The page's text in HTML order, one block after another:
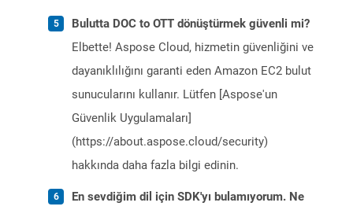
Bulutta DOC to OTT dönüştürmek güvenli mi?
Elbette! Aspose Cloud, hizmetin güvenliğini ve
dayanıklılığını garanti eden Amazon EC2 bulut
sunucularını kullanır. Lütfen [Aspose'un
Güvenlik Uygulamaları]
(https://about.aspose.cloud/security)
hakkında daha fazla bilgi edinin.
En sevdiğim dil için SDK'yı bulamıyorum. Ne